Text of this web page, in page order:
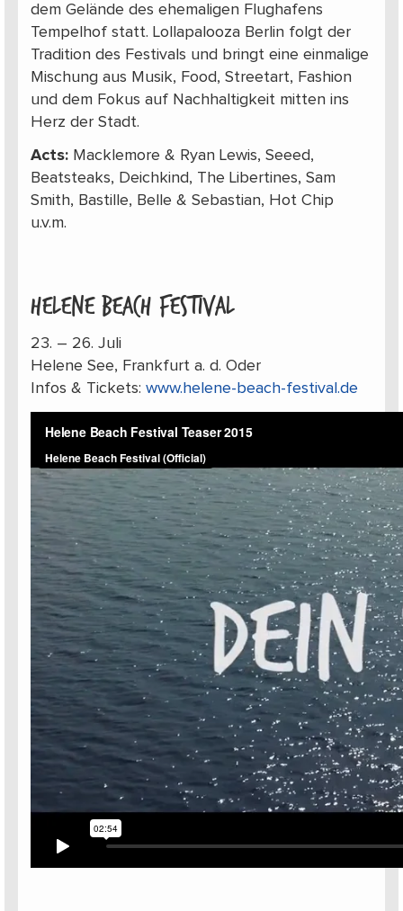
dem Gelände des ehemaligen Flughafens
Tempelhof statt. Lollapalooza Berlin folgt der
Tradition des Festivals und bringt eine einmalige
Mischung aus Musik, Food, Streetart, Fashion
und dem Fokus auf Nachhaltigkeit mitten ins
Herz der Stadt.
Acts:Macklemore & Ryan Lewis, Seeed,
Beatsteaks, Deichkind, The Libertines, Sam
Smith, Bastille, Belle & Sebastian, Hot Chip
u.v.m.
HELENE BEACH FESTIVAL
23. – 26. Juli
Helene See, Frankfurt a. d. Oder
Infos & Tickets: www.helene-beach-festival.de